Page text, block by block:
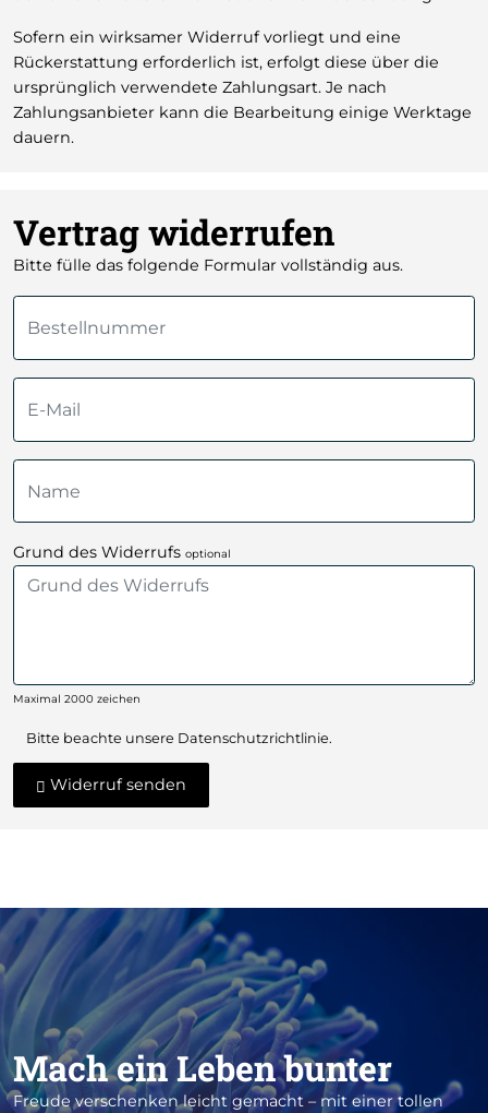
Sofern ein wirksamer Widerruf vorliegt und eine
Rückerstattung erforderlich ist, erfolgt diese über die
ursprünglich verwendete Zahlungsart. Je nach
Zahlungsanbieter kann die Bearbeitung einige Werktage
dauern.
Vertrag widerrufen
Bitte fülle das folgende Formular vollständig aus.
Grund des Widerrufs optional
Maximal 2000 zeichen
Bitte beachte unsere Datenschutzrichtlinie.
Widerruf senden
Mach ein Leben bunter
Freude verschenken leicht gemacht – mit einer tollen